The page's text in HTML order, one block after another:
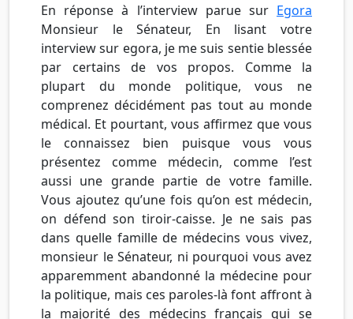
En réponse à l’interview parue sur Egora
Monsieur le Sénateur, En lisant votre
interview sur egora, je me suis sentie blessée
par certains de vos propos. Comme la
plupart du monde politique, vous ne
comprenez décidément pas tout au monde
médical. Et pourtant, vous affirmez que vous
le connaissez bien puisque vous vous
présentez comme médecin, comme l’est
aussi une grande partie de votre famille.
Vous ajoutez qu’une fois qu’on est médecin,
on défend son tiroir-caisse. Je ne sais pas
dans quelle famille de médecins vous vivez,
monsieur le Sénateur, ni pourquoi vous avez
apparemment abandonné la médecine pour
la politique, mais ces paroles-là font affront à
la majorité des médecins français qui se